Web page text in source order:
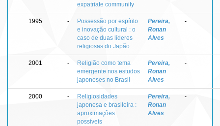
expatriate community
1995 -
Possessão por espírito
e inovação cultural : o
caso de duas líderes
religiosas do Japão
Pereira,
Ronan
Alves
-
2001 -
Religião como tema
emergente nos estudos
japoneses no Brasil
Pereira,
Ronan
Alves
-
2000 -
Religiosidades
japonesa e brasileira :
aproximações
possíveis
Pereira,
Ronan
Alves
-